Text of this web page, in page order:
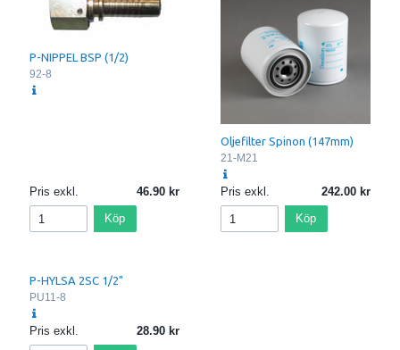
P-NIPPEL BSP (1/2)
92-8
Pris exkl. 46.90
Köp
Oljefilter Spinon (147mm)
21-M21
Pris exkl. 242.00
Köp
P-HYLSA 2SC 1/2"
PU11-8
Pris exkl. 28.90